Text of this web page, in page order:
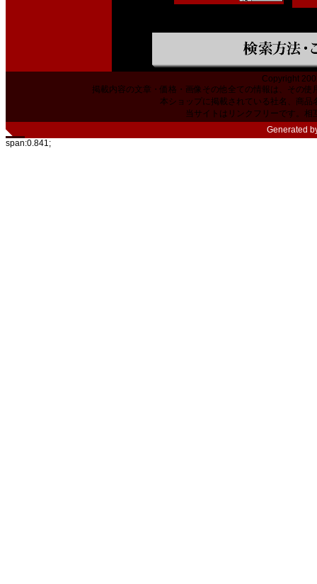
Copyright
掲載内容の文章・価格・画像その他全ての情報は、その
本ショップに掲載されている社名、商
当サイトはリンクフリーです。相
Generated
span:0.841;